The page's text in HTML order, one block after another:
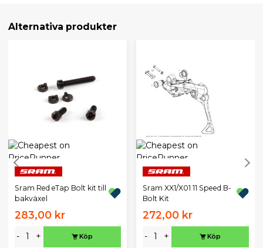
Alternativa produkter
Sram Red eTap Bolt kit till
bakväxel
283,00 kr
- + Köp
Sram XX1/X01 11 Speed B-
Bolt Kit
272,00 kr
- + Köp